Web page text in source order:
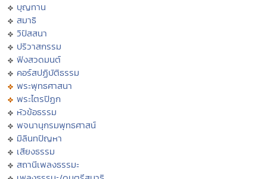
บุญทาน
สมาธิ
วิปัสสนา
ปริวาสกรรม
ฟังสวดมนต์
คอร์สปฏิบัติธรรม
พระพุทธศาสนา
พระไตรปิฏก
หัวข้อธรรม
พจนานุกรมพุทธศาสน์
มิลินทปัญหา
เสียงธรรม
สถานีเพลงธรรมะ